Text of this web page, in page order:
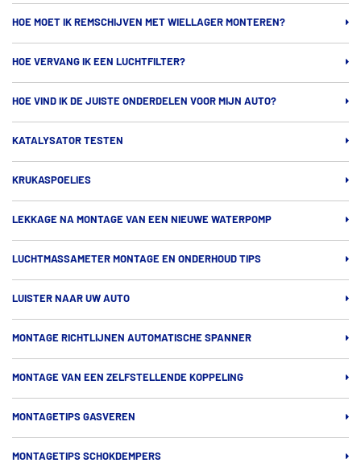
HOE MOET IK REMSCHIJVEN MET WIELLAGER MONTEREN?
HOE VERVANG IK EEN LUCHTFILTER?
HOE VIND IK DE JUISTE ONDERDELEN VOOR MIJN AUTO?
KATALYSATOR TESTEN
KRUKASPOELIES
LEKKAGE NA MONTAGE VAN EEN NIEUWE WATERPOMP
LUCHTMASSAMETER MONTAGE EN ONDERHOUD TIPS
LUISTER NAAR UW AUTO
MONTAGE RICHTLIJNEN AUTOMATISCHE SPANNER
MONTAGE VAN EEN ZELFSTELLENDE KOPPELING
MONTAGETIPS GASVEREN
MONTAGETIPS SCHOKDEMPERS